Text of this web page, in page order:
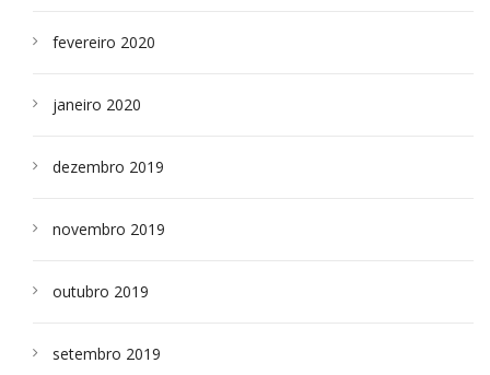
fevereiro 2020
janeiro 2020
dezembro 2019
novembro 2019
outubro 2019
setembro 2019